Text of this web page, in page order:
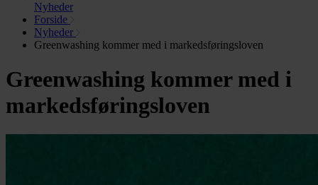
Nyheder
Forside
Nyheder
Greenwashing kommer med i markedsføringsloven
Greenwashing kommer med i
markedsføringsloven